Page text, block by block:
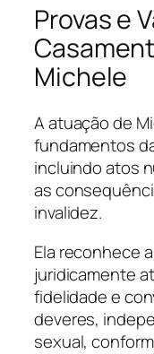
Provas e
Michele
A atuação de
fundamentos
incluindo atos
as
invalidez.
Ela reconhece
juridicamente
fidelidade e
deveres,
sexual,